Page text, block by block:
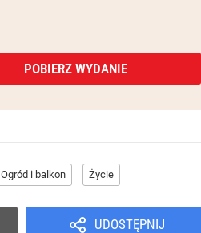
POBIERZ WYDANIE
Ogród i balkon Życie
UDOSTĘPNIJ